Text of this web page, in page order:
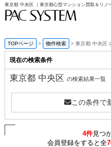
東京都 中央区 ｜東京都心型マンション買取＆リノ
TOPページ 物件検索 東京都 中央区
現在の検索条件
東京都 中央区 の検索結果一覧
この条件で
4件見つ
会員登録をすると全